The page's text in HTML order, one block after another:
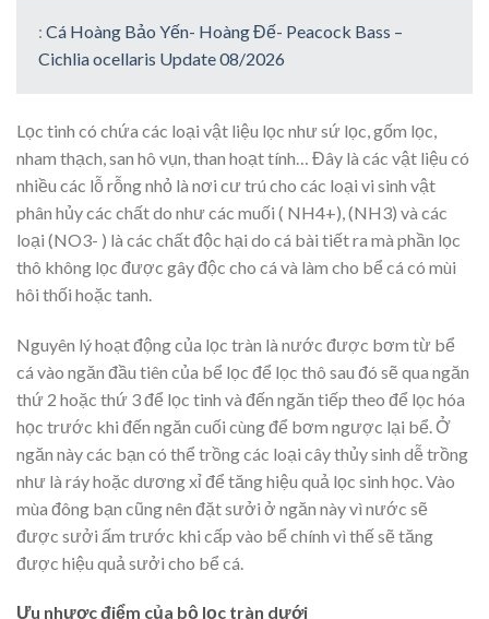
: Cá Hoàng Bảo Yến- Hoàng Đế- Peacock Bass –
Cichlia ocellaris Update 08/2026
Lọc tinh có chứa các loại vật liệu lọc như sứ lọc, gốm lọc,
nham thạch, san hô vụn, than hoạt tính… Đây là các vật liệu có
nhiều các lỗ rỗng nhỏ là nơi cư trú cho các loại vi sinh vật
phân hủy các chất do như các muối ( NH4+), (NH3) và các
loại (NO3- ) là các chất độc hại do cá bài tiết ra mà phần lọc
thô không lọc được gây độc cho cá và làm cho bể cá có mùi
hôi thối hoặc tanh.
Nguyên lý hoạt động của lọc tràn là nước được bơm từ bể
cá vào ngăn đầu tiên của bể lọc để lọc thô sau đó sẽ qua ngăn
thứ 2 hoặc thứ 3 để lọc tinh và đến ngăn tiếp theo để lọc hóa
học trước khi đến ngăn cuối cùng để bơm ngược lại bể. Ở
ngăn này các bạn có thể trồng các loại cây thủy sinh dễ trồng
như là ráy hoặc dương xỉ để tăng hiệu quả lọc sinh học. Vào
mùa đông bạn cũng nên đặt sưởi ở ngăn này vì nước sẽ
được sưởi ấm trước khi cấp vào bể chính vì thế sẽ tăng
được hiệu quả sưởi cho bể cá.
Ưu nhược điểm của bộ lọc tràn dưới